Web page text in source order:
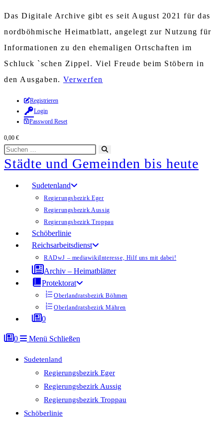
Das Digitale Archive gibt es seit August 2021 für das
nordböhmische Heimatblatt, angelegt zur Nutzung für
Informationen zu den ehemaligen Ortschaften im
Schluck `schen Zippel. Viel Freude beim Stöbern in
den Ausgaben. Verwerfen
Zum
Inhalt
springen
Registrieren
Login
Password Reset
0,00 €
Diese
Website
durchsuchen
starten
Städte und Gemeinden bis heute
Sudetenland
Regierungsbezirk Eger
Regierungsbezirk Aussig
Regierungsbezirk Troppau
Schöberlinie
Reichsarbeitsdienst
RADwJ – mediawikiInteresse, Hilf uns mit dabei!
Archiv – Heimatblätter
Protektorat
Oberlandratsbezirk Böhmen
Oberlandratsbezirk Mähren
0
0 Menü Schließen
Sudetenland
Regierungsbezirk Eger
Regierungsbezirk Aussig
Regierungsbezirk Troppau
Schöberlinie